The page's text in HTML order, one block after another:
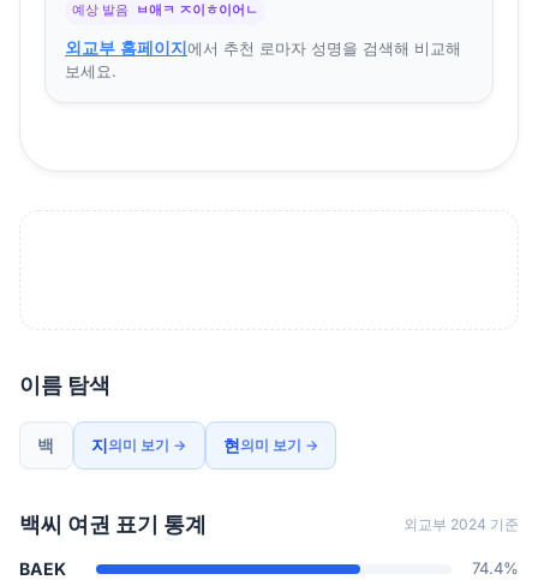
예상 발음 ㅂ애ㅋ ㅈ이ㅎ이어ㄴ
외교부 홈페이지에서 추천 로마자 성명을 검색해 비교해
보세요.
이름 탐색
백 지의미 보기 → 현의미 보기 →
백씨 여권 표기 통계 외교부 2024 기준
BAEK 74.4%